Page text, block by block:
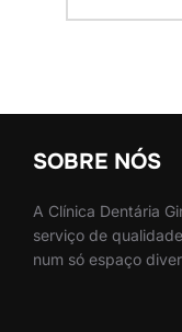
SOBRE NÓS
A Clínica Dentária
serviço de
num só espaço